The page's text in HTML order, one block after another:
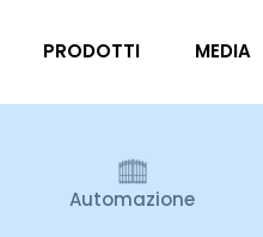
PRODOTTI MEDIA
Automazione